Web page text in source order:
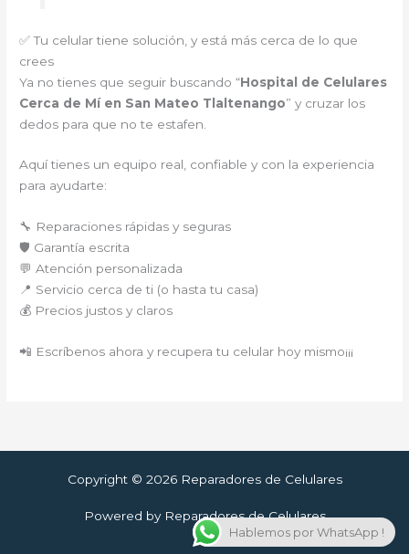
✅ Tu celular tiene solución, y está más cerca de lo que
crees
Ya no tienes que seguir buscando “Hospital de Celulares
Cerca de Mí en San Mateo Tlaltenango” y cruzar los
dedos para que no te estafen.
Aquí tienes un equipo real, confiable y con la experiencia
para ayudarte:
🔧 Reparaciones rápidas y seguras
🛡️ Garantía escrita
💬 Atención personalizada
📍 Servicio cerca de ti (o hasta tu casa)
💰 Precios justos y claros
📲 Escríbenos ahora y recupera tu celular hoy mismo¡¡¡
Copyright © 2026 Reparadores de Celulares
Powered by Reparadores de Celulares
Hablemos por WhatsApp !